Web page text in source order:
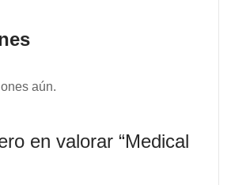
aún.
en valorar “Medical